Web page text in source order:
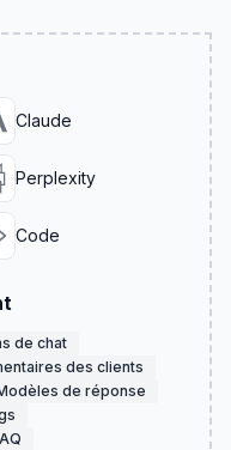
Claude
Perplexity
Code
de chat
des clients
de réponse